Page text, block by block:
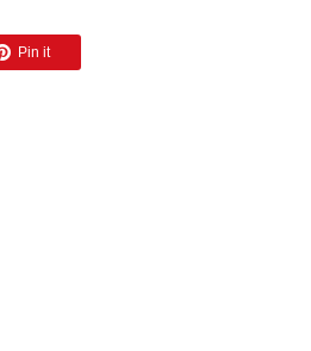
Pin it